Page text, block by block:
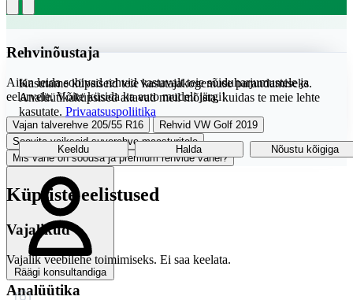
Rehvinõustaja
Aitan leida sobivad rehvid vastavalt teie sõiduharjumustele ja
eelarvele. Võite küsida ka auto mudeli järgi!
Vajan talverehve 205/55 R16
Rehvid VW Golf 2019
Soovita vaikseid suverehve maasturitele
Mis vahe on soodsa ja premium rehvide vahel?
Räägi konsultandiga
Kasutame küpsiseid teie kasutajakogemuse parandamiseks.
Analüütikaküpsised aitavad meil mõista, kuidas te meie lehte
kasutate. Privaatsuspoliitika
Keeldu Halda Nõustu kõigiga
Küpsiste eelistused
Vajalikud
Vajalik veebilehe toimimiseks. Ei saa keelata.
Analüütika